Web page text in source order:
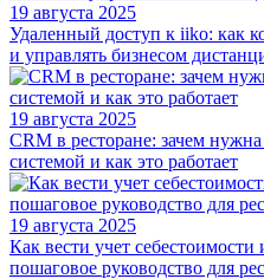
19 августа 2025
Удаленный доступ к iiko: как
и управлять бизнесом
19 августа 2025
CRM в ресторане: зачем
системой и как это работает
19 августа 2025
Как вести учет
пошаговое руководство для